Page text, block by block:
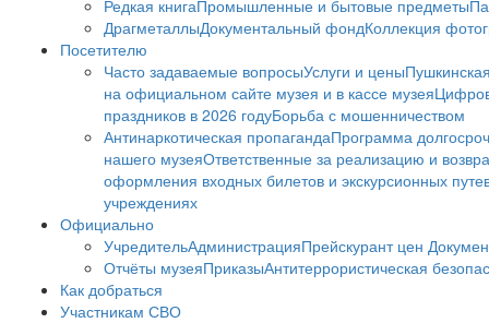
Редкая книгаПромышленные и бытовые предметы
ДрагметаллыДокументальный фондКоллекция
Посетителю
Часто задаваемые вопросыУслуги и цены
на официальном сайте музея и в кассе музея
праздников в 2026 годуБорьба с мошенничеством
Антинаркотическая пропагандаПрограмма
нашего музеяОтветственные за реализацию и
оформления входных билетов и экскурсионных
учреждениях
Официально
УчредительАдминистрацияПрейскурант цен
Отчёты музеяПриказыАнтитеррористическая
Как добраться
Участникам СВО